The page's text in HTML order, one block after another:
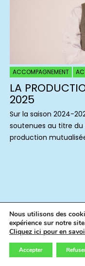
ACCOMPAGNEMENT
LA
2025
Sur la saison 2024-
soutenues au titre
production
Nous utilisons des
expérience sur notre
Cliquez ici pour en
Accepter